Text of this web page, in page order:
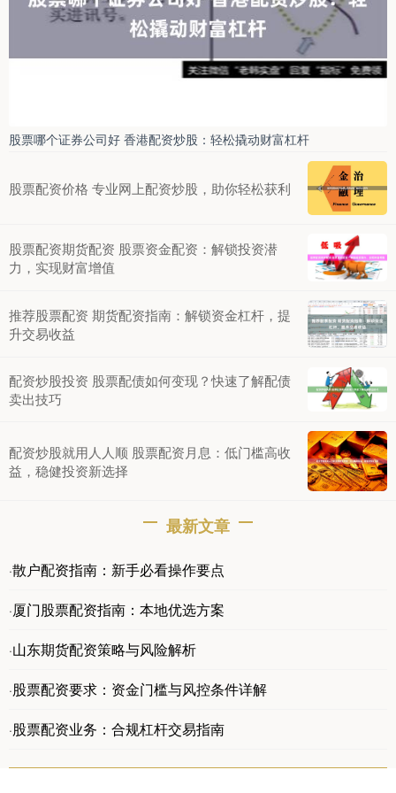
股票哪个证券公司好 香港配资炒股：轻松撬动财富杠杆
股票配资价格 专业网上配资炒股，助你轻松获利
股票配资期货配资 股票资金配资：解锁投资潜
力，实现财富增值
推荐股票配资 期货配资指南：解锁资金杠杆，提
升交易收益
配资炒股投资 股票配债如何变现？快速了解配债
卖出技巧
配资炒股就用人人顺 股票配资月息：低门槛高收
益，稳健投资新选择
最新文章
·散户配资指南：新手必看操作要点
·厦门股票配资指南：本地优选方案
·山东期货配资策略与风险解析
·股票配资要求：资金门槛与风控条件详解
·股票配资业务：合规杠杆交易指南